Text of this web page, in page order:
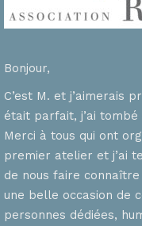
Bonjour,
C’est M. et j’aimerais
était parfait, j’ai
Merci à tous qui ont
premier atelier et j’ai
de nous faire
une belle occasion de
personnes dédiées,